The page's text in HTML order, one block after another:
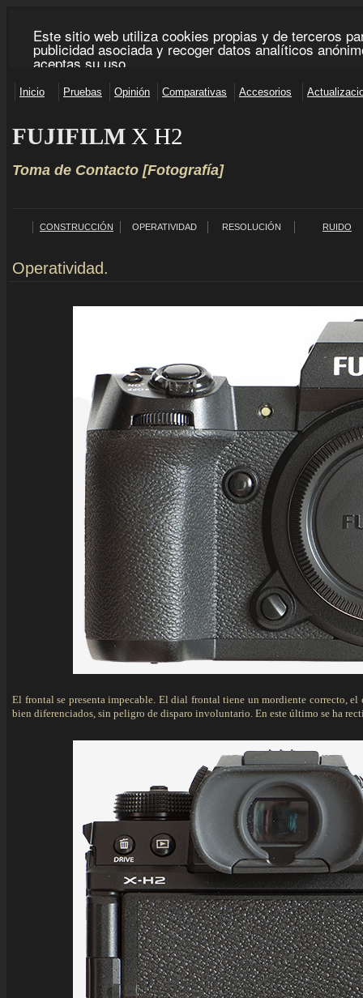
FUJIFILM X H2
Toma de Contacto [Fotografía]
CONSTRUCCIÓN OPERATIVIDAD RESOLUCIÓN RUIDO
Operatividad.
El frontal se presenta impecable. El dial frontal tiene un mordiente correcto,
bien diferenciados, sin peligro de disparo involuntario. En este último se ha